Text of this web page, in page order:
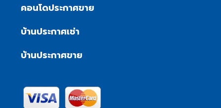
คอนโดประกาศขาย
บ้านประกาศเช่า
บ้านประกาศขาย